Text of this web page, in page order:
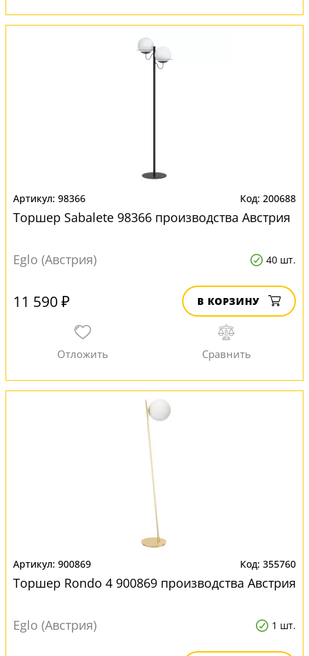
98366 200688
Торшер Sabalete 98366 производства Австрия
Eglo (Австрия) 40 шт.
11 590 ₽ В КОРЗИНУ
900869 355760
Торшер Rondo 4 900869 производства Австрия
Eglo (Австрия) 1 шт.